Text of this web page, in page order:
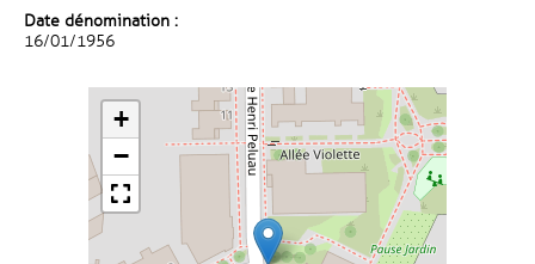
Date dénomination :
16/01/1956
+
−